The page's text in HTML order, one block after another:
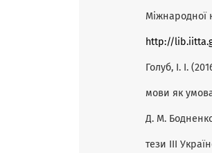
Міжнародної
http://
Голуб, І. І.
мови як
Д. М.
тези III